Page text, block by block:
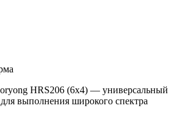
HRS206 (6х4) — универсальный
выполнения широкого спектра